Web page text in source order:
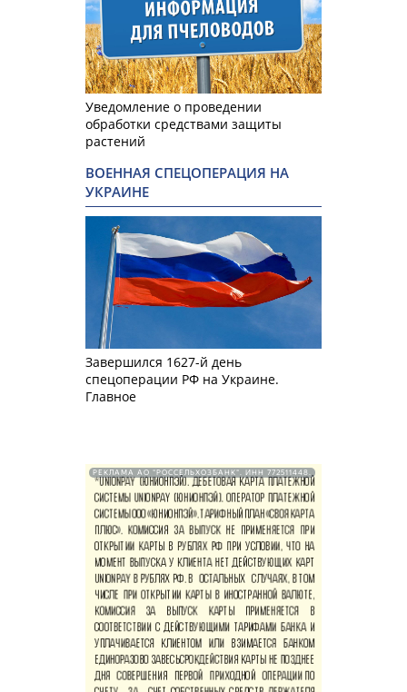
Уведомление о проведении
обработки средствами защиты
растений
ВОЕННАЯ СПЕЦОПЕРАЦИЯ НА
УКРАИНЕ
Завершился 1627-й день
спецоперации РФ на Украине.
Главное
РЕКЛАМА АО "РОССЕЛЬХОЗБАНК". ИНН 772511448.